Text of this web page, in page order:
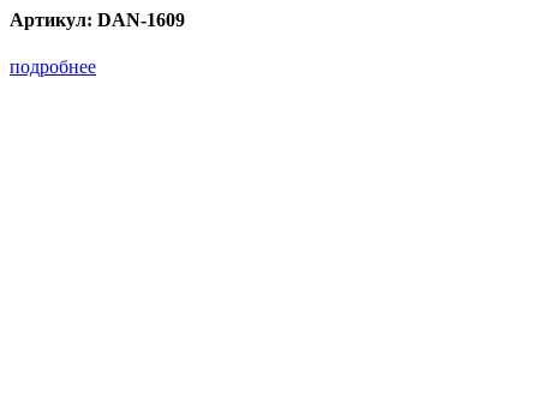
Артикул: DAN-1609
подробнее